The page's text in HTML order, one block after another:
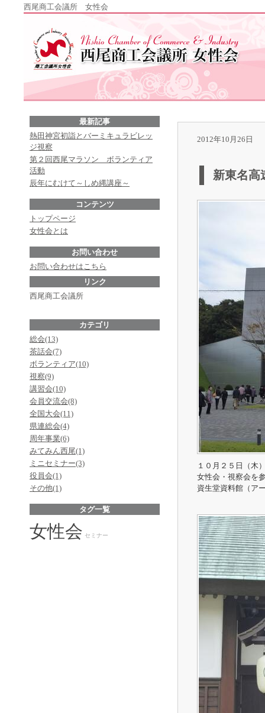
西尾商工会議所 女性会
2012年10月26日
新東名高
１０月２５日（木
女性会・視察会を
資生堂資料館（ア
最新記事
熱田神宮初詣とバーミキュラビレッ
ジ視察
第２回西尾マラソン ボランティア
活動
辰年にむけて～しめ縄講座～
コンテンツ
トップページ
女性会とは
お問い合わせ
お問い合わせはこちら
リンク
西尾商工会議所
カテゴリ
総会(13)
茶話会(7)
ボランティア(10)
視察(9)
講習会(10)
会員交流会(8)
全国大会(11)
県連総会(4)
周年事業(6)
みてみん西尾(1)
ミニセミナー(3)
役員会(1)
その他(1)
タグ一覧
女性会 セミナー